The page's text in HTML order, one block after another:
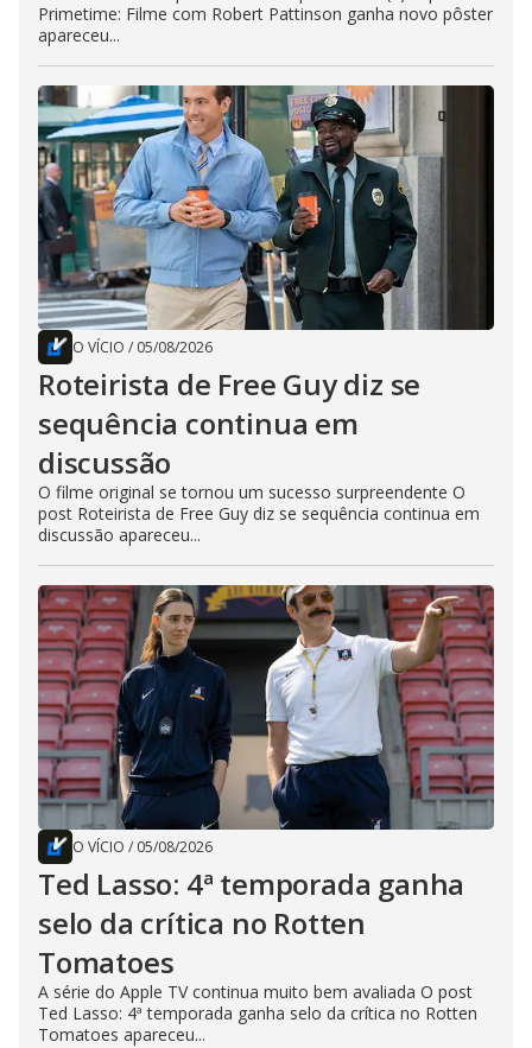
Primetime: Filme com Robert Pattinson ganha novo pôster
apareceu...
O VÍCIO / 05/08/2026
Roteirista de Free Guy diz se
sequência continua em
discussão
O filme original se tornou um sucesso surpreendente O
post Roteirista de Free Guy diz se sequência continua em
discussão apareceu...
O VÍCIO / 05/08/2026
Ted Lasso: 4ª temporada ganha
selo da crítica no Rotten
Tomatoes
A série do Apple TV continua muito bem avaliada O post
Ted Lasso: 4ª temporada ganha selo da crítica no Rotten
Tomatoes apareceu...